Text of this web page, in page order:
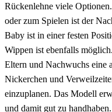
Rückenlehne viele
oder zum Spielen ist der
Baby ist in einer festen
Wippen ist ebenfalls
Eltern und Nachwuchs eine
Nickerchen und
einzuplanen. Das Modell
und damit gut zu